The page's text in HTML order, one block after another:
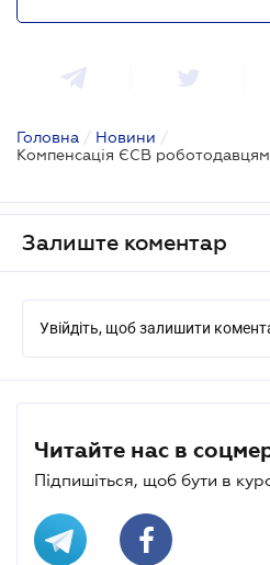
Головна / Новини /
Залиште коментар
Увійдіть, щоб залишити
Читайте нас в
Підпишіться, щоб бути в